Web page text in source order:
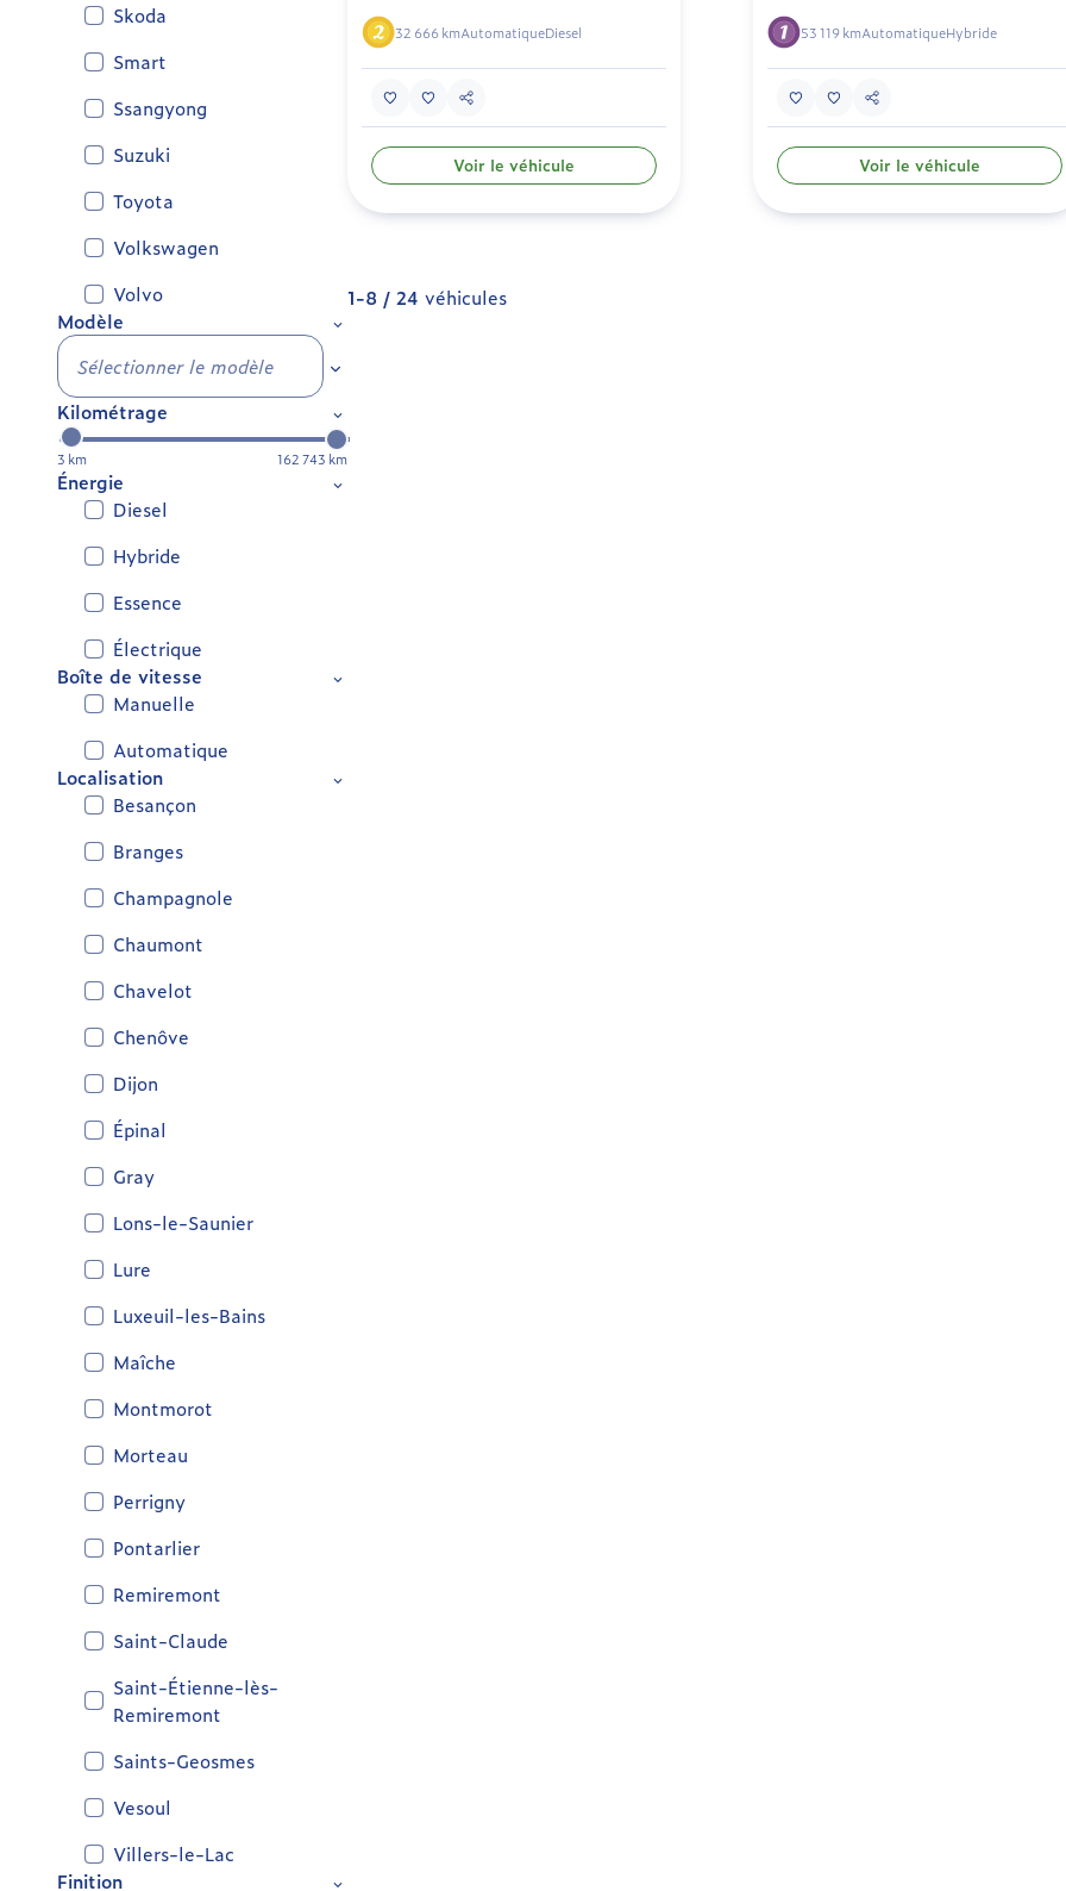
Skoda
Smart
Ssangyong
Suzuki
Toyota
Volkswagen
Volvo
Modèle
Sélectionner le modèle
Kilométrage
3 km 162 743 km
Énergie
Diesel
Hybride
Essence
Électrique
Boîte de vitesse
Manuelle
Automatique
Localisation
Besançon
Branges
Champagnole
Chaumont
Chavelot
Chenôve
Dijon
Épinal
Gray
Lons-le-Saunier
Lure
Luxeuil-les-Bains
Maîche
Montmorot
Morteau
Perrigny
Pontarlier
Remiremont
Saint-Claude
Saint-Étienne-lès-
Remiremont
Saints-Geosmes
Vesoul
Villers-le-Lac
Finition
32 666 kmAutomatiqueDiesel
Voir le véhicule
53 119 kmAutomatiqueHybride
Voir le véhicule
1-8 / 24 véhicules